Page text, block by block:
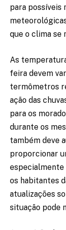
para possíveis
que o clima se
As
feira devem
termômetros
ação das
para os
durante os
também deve
proporcionar
especialmente
os habitantes
atualizações
situação pode